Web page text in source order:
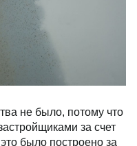
не было, потому что
за счет
было построено за